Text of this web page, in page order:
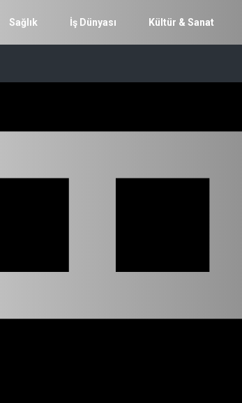
Sağlık İş Dünyası Kültür & Sanat